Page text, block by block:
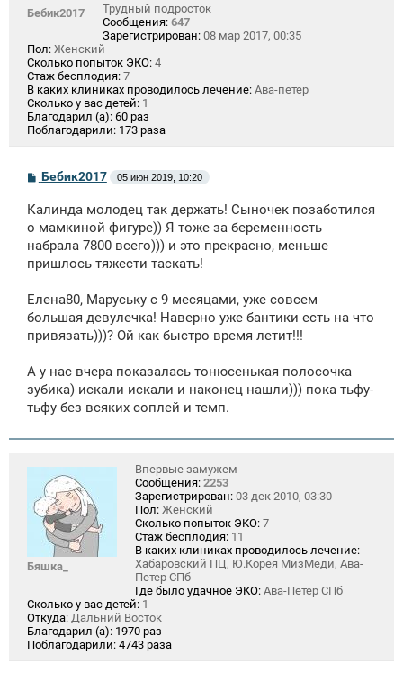
Бебик2017
Трудный подросток
Сообщения: 647
Зарегистрирован: 08 мар 2017, 00:35
Пол: Женский
Сколько попыток ЭКО: 4
Стаж бесплодия: 7
В каких клиниках проводилось лечение: Ава-петер
Сколько у вас детей: 1
Благодарил (а): 60 раз
Поблагодарили: 173 раза
С
о
б
щ
н
и
е
Бебик2017 05 июн 2019, 10:20
Калинда молодец так держать! Сыночек позаботился
о мамкиной фигуре)) Я тоже за беременность
набрала 7800 всего))) и это прекрасно, меньше
пришлось тяжести таскать!
Елена80, Маруську с 9 месяцами, уже совсем
большая девулечка! Наверно уже бантики есть на что
привязать)))? Ой как быстро время летит!!!
А у нас вчера показалась тонюсенькая полосочка
зубика) искали искали и наконец нашли))) пока тьфу-
тьфу без всяких соплей и темп.
Бяшка_
Впервые замужем
Сообщения: 2253
Зарегистрирован: 03 дек 2010, 03:30
Пол: Женский
Сколько попыток ЭКО: 7
Стаж бесплодия: 11
В каких клиниках проводилось лечение:
Хабаровский ПЦ, Ю.Корея МизМеди, Ава-
Петер СПб
Где было удачное ЭКО: Ава-Петер СПб
Сколько у вас детей: 1
Откуда: Дальний Восток
Благодарил (а): 1970 раз
Поблагодарили: 4743 раза